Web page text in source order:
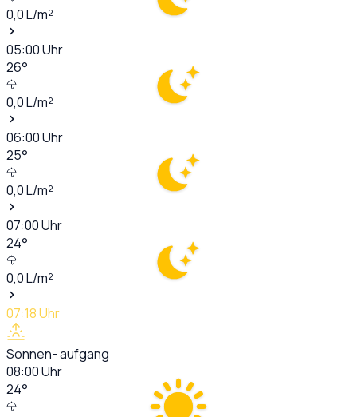
0,0L/m²
05:00Uhr
26°
0,0L/m²
06:00Uhr
25°
0,0L/m²
07:00Uhr
24°
0,0L/m²
07:18Uhr
Sonnen- aufgang
08:00Uhr
24°